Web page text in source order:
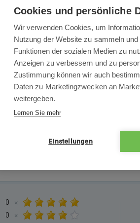
1x
0
×
0
×
Cookies und persönliche
Wir verwenden Cookies, um
Nutzung der Website zu sammeln
Funktionen der sozialen Medien zu
Anzeigen zu verbessern und zu
Zustimmung können wir auch
Daten zu Marketingzwecken an
weitergeben.
Lernen Sie mehr
Einstellungen